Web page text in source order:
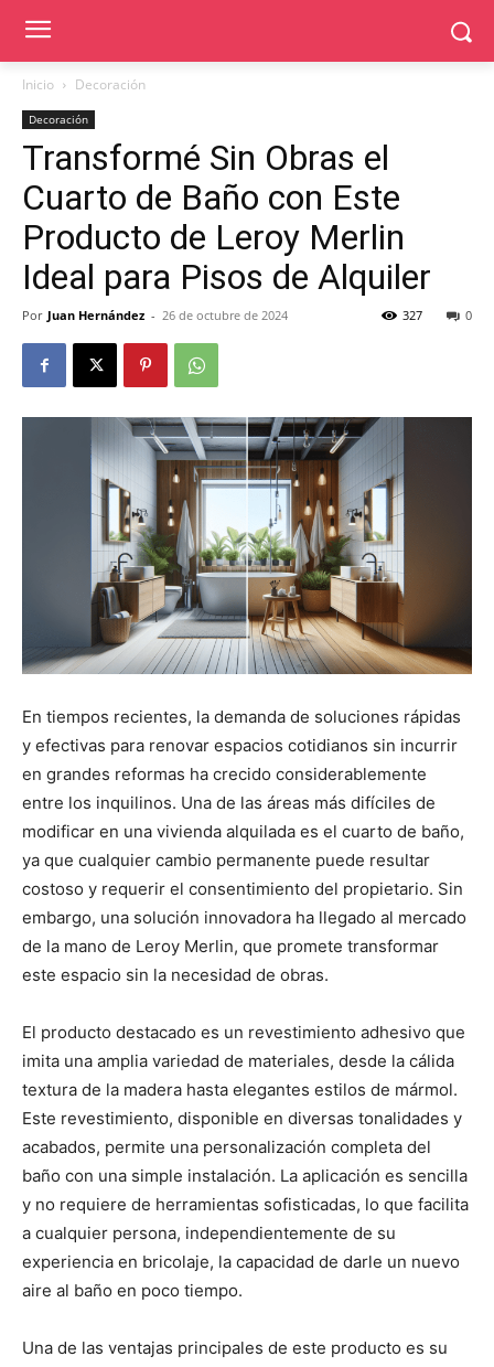
Inicio Decoración
Decoración
Transformé Sin Obras el
Cuarto de Baño con Este
Producto de Leroy Merlin
Ideal para Pisos de Alquiler
Por Juan Hernández - 26 de octubre de 2024 0
327
En tiempos recientes, la demanda de soluciones rápidas
y efectivas para renovar espacios cotidianos sin incurrir
en grandes reformas ha crecido considerablemente
entre los inquilinos. Una de las áreas más difíciles de
modificar en una vivienda alquilada es el cuarto de baño,
ya que cualquier cambio permanente puede resultar
costoso y requerir el consentimiento del propietario. Sin
embargo, una solución innovadora ha llegado al mercado
de la mano de Leroy Merlin, que promete transformar
este espacio sin la necesidad de obras.
El producto destacado es un revestimiento adhesivo que
imita una amplia variedad de materiales, desde la cálida
textura de la madera hasta elegantes estilos de mármol.
Este revestimiento, disponible en diversas tonalidades y
acabados, permite una personalización completa del
baño con una simple instalación. La aplicación es sencilla
y no requiere de herramientas sofisticadas, lo que facilita
a cualquier persona, independientemente de su
experiencia en bricolaje, la capacidad de darle un nuevo
aire al baño en poco tiempo.
Una de las ventajas principales de este producto es su